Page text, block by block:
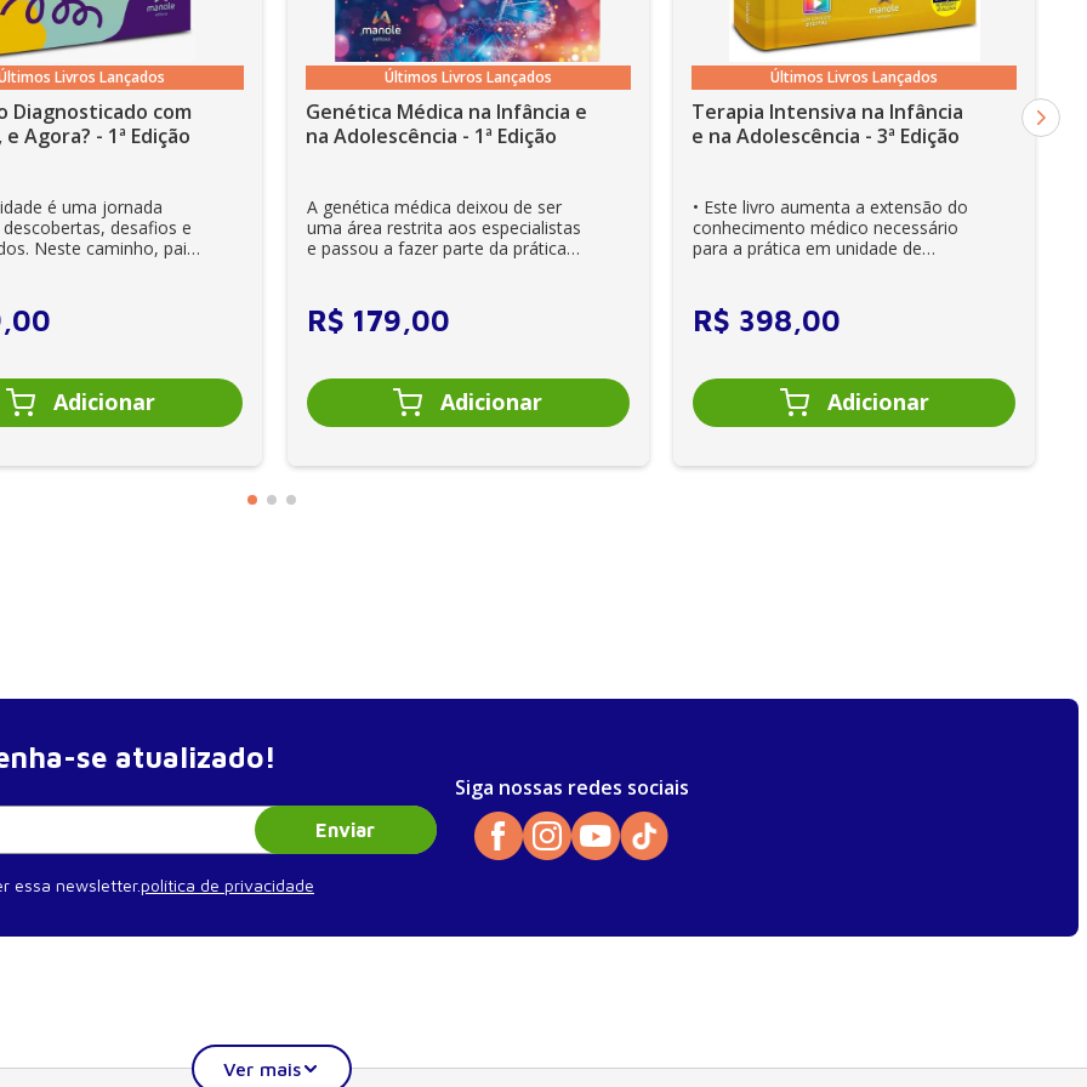
Livros Lançados
Diagnosticado com
Agora? - 1ª Edição
é uma jornada
desafios e
Neste caminho, pais
,00
Últimos Livros Lançados
Genética Médica na Infância e
na Adolescência - 1ª Edição
A genética médica deixou de ser
uma área restrita aos especialistas
e passou a fazer parte da prática
R$ 179,00
Últimos Livros Lançados
Terapia Intensiva na Infância
e na Adolescência - 3ª Edição
• Este livro aumenta a extensão do
conhecimento médico necessário
para a prática em unidade de
R$ 398,00
se atualizado!
Enviar
essa newsletter.política de privacidade
Siga nossas redes sociais